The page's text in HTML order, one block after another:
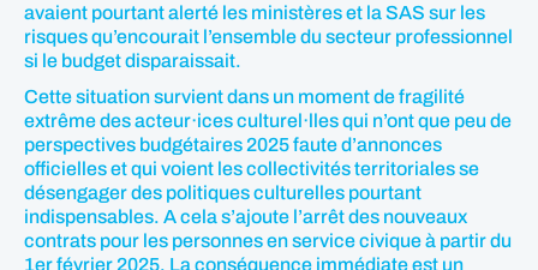
avaient pourtant alerté les ministères et la SAS sur les
risques qu’encourait l’ensemble du secteur professionnel
si le budget disparaissait.
Cette situation survient dans un moment de fragilité
extrême des acteur·ices culturel·lles qui n’ont que peu de
perspectives budgétaires 2025 faute d’annonces
officielles et qui voient les collectivités territoriales se
désengager des politiques culturelles pourtant
indispensables. A cela s’ajoute l’arrêt des nouveaux
contrats pour les personnes en service civique à partir du
1er février 2025. La conséquence immédiate est un